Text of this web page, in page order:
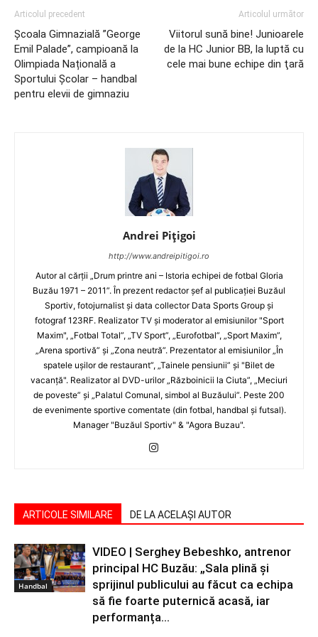
Articolul precedent
Școala Gimnazială ”George
Emil Palade”, campioană la
Olimpiada Națională a
Sportului Școlar – handbal
pentru elevii de gimnaziu
Articolul următor
Viitorul sună bine! Junioarele
de la HC Junior BB, la luptă cu
cele mai bune echipe din ţară
Andrei Pițigoi
http://www.andreipitigoi.ro
Autor al cărţii „Drum printre ani – Istoria echipei de fotbal Gloria
Buzău 1971 – 2011”. În prezent redactor şef al publicaţiei Buzăul
Sportiv, fotojurnalist şi data collector Data Sports Group şi
fotograf 123RF. Realizator TV şi moderator al emisiunilor "Sport
Maxim", „Fotbal Total”, „TV Sport”, „Eurofotbal”, „Sport Maxim”,
„Arena sportivă” şi „Zona neutră”. Prezentator al emisiunilor „În
spatele uşilor de restaurant”, „Tainele pensiunii” şi "Bilet de
vacanţă". Realizator al DVD-urilor „Războinicii la Ciuta”, „Meciuri
de poveste” şi „Palatul Comunal, simbol al Buzăului”. Peste 200
de evenimente sportive comentate (din fotbal, handbal şi futsal).
Manager "Buzăul Sportiv" & "Agora Buzau".
ARTICOLE SIMILARE DE LA ACELAȘI AUTOR
Handbal
VIDEO | Serghey Bebeshko, antrenor
principal HC Buzău: „Sala plină și
sprijinul publicului au făcut ca echipa
să fie foarte puternică acasă, iar
performanța...